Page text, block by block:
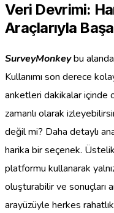
Veri Devrimi:
Araçlarıyla
SurveyMonkeybu
Kullanımı son derece
anketleri dakikalar içinde
zamanlı olarak
değil mi? Daha detaylı
harika bir seçenek.
platformu kullanarak
oluşturabilir ve sonuçları
arayüzüyle herkes